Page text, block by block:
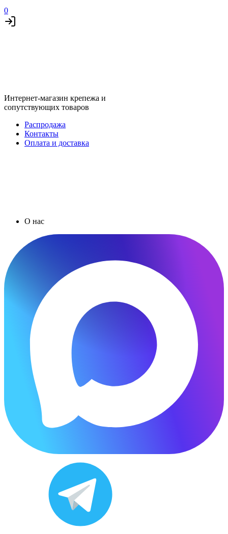
0
Интернет-магазин крепежа и
сопутствующих товаров
Распродажа
Контакты
Оплата и доставка
О нас